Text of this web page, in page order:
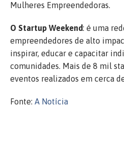
Mulheres Empreendedoras.
O Startup Weekend: é uma
empreendedores de alto
inspirar, educar e capacitar
comunidades. Mais de 8 mil
eventos realizados em cerca
Fonte: A Notícia